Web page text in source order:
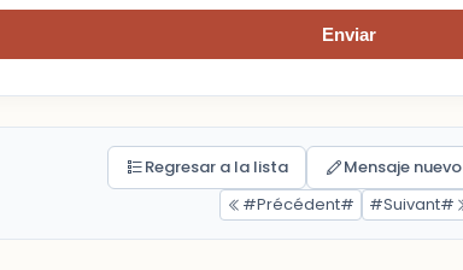
Enviar
Regresar a la lista Mensaje nuevo
#Précédent#
#Suivant#